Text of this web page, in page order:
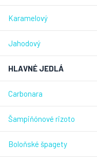
Karamelový
Jahodový
HLAVNÉ JEDLÁ
Carbonara
Šampiňónové rizoto
Boloňské špagety